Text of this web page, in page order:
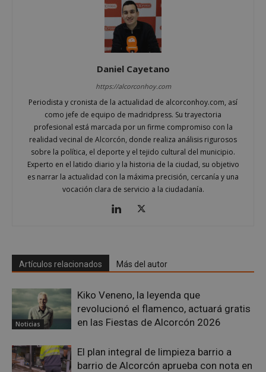
Daniel Cayetano
https://alcorconhoy.com
Periodista y cronista de la actualidad de alcorconhoy.com, así
como jefe de equipo de madridpress. Su trayectoria
profesional está marcada por un firme compromiso con la
realidad vecinal de Alcorcón, donde realiza análisis rigurosos
sobre la política, el deporte y el tejido cultural del municipio.
Experto en el latido diario y la historia de la ciudad, su objetivo
es narrar la actualidad con la máxima precisión, cercanía y una
vocación clara de servicio a la ciudadanía.
Artículos relacionados Más del autor
Noticias
Kiko Veneno, la leyenda que
revolucionó el flamenco, actuará gratis
en las Fiestas de Alcorcón 2026
El plan integral de limpieza barrio a
barrio de Alcorcón aprueba con nota en
AWSALBCORS
Amazon.com
Google
Privacy Policy